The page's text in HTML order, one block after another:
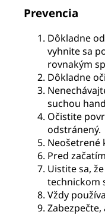
Prevencia
Dôkladne
vyhnite sa
rovnakým
Dôkladne
suchou
Očistite
odstránený.
Neošetrené
Pred
Uistite sa,
technickom
Vždy